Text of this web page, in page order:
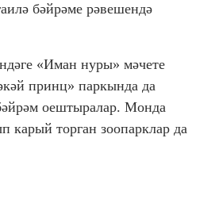
бәйрәме рәвешендә
«Иман нуры» мәчете
принц» паркында да
оештыралар. Монда
карый торган зоопарклар да